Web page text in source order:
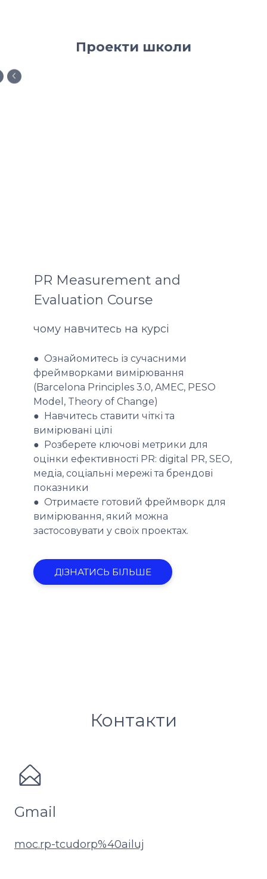
Проекти школи
PR Measurement and
Evaluation Course
чому навчитесь на курсі
● Ознайомитесь із сучасними
фреймворками вимірювання
(Barcelona Principles 3.0, AMEC, PESO
Model, Theory of Change)
● Навчитесь ставити чіткі та
вимірювані цілі
● Розберете ключові метрики для
оцінки ефективності PR: digital PR, SEO,
медіа, соціальні мережі та брендові
показники
● Отримаєте готовий фреймворк для
вимірювання, який можна
застосовувати у своїх проектах.
ДІЗНАТИСЬ БІЛЬШЕ
Контакти
Gmail
moc.rp-tcudorp%40ailuj